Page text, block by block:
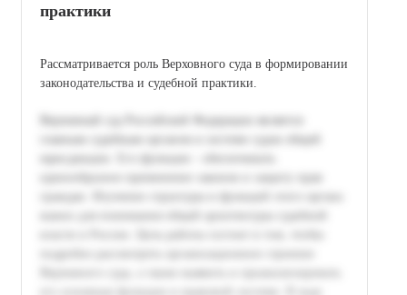
практики
Рассматривается роль Верховного суда в формировании
законодательства и судебной практики.